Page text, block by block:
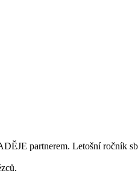
partnerem. Letošní ročník